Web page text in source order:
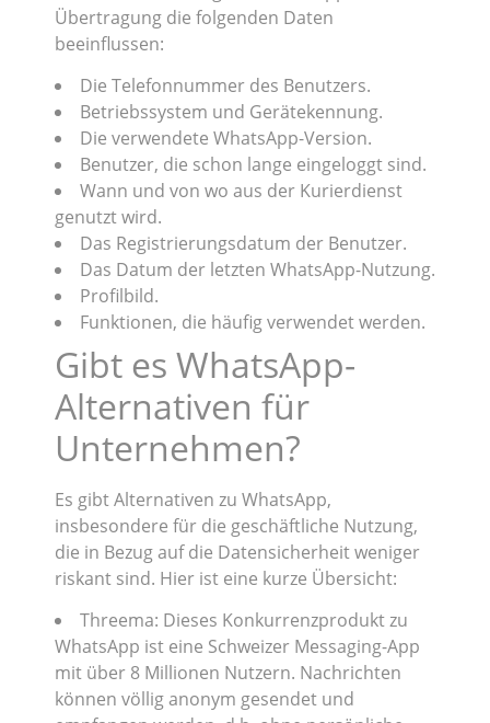
Übertragung die folgenden Daten
beeinflussen:
Die Telefonnummer des Benutzers.
Betriebssystem und Gerätekennung.
Die verwendete WhatsApp-Version.
Benutzer, die schon lange eingeloggt sind.
Wann und von wo aus der Kurierdienst
genutzt wird.
Das Registrierungsdatum der Benutzer.
Das Datum der letzten WhatsApp-Nutzung.
Profilbild.
Funktionen, die häufig verwendet werden.
Gibt es WhatsApp-
Alternativen für
Unternehmen?
Es gibt Alternativen zu WhatsApp,
insbesondere für die geschäftliche Nutzung,
die in Bezug auf die Datensicherheit weniger
riskant sind. Hier ist eine kurze Übersicht:
Threema: Dieses Konkurrenzprodukt zu
WhatsApp ist eine Schweizer Messaging-App
mit über 8 Millionen Nutzern. Nachrichten
können völlig anonym gesendet und